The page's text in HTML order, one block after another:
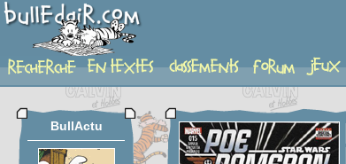
album
BullActu